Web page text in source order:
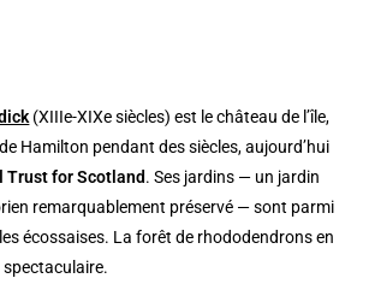
(XIIIe-XIXe siècles) est le château de l’île,
Hamilton pendant des siècles, aujourd’hui
Trust for Scotland. Ses jardins — un jardin
remarquablement préservé — sont parmi
écossaises. La forêt de rhododendrons en